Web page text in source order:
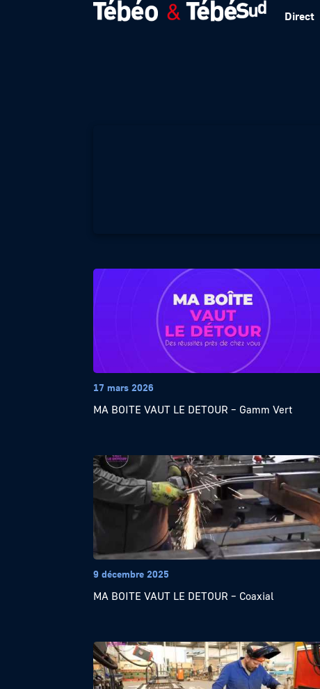
Direct
MA BOITE VAUT
17 mars 2026
MA BOITE VAUT LE DETOUR – Gamm Vert
9 décembre 2025
MA BOITE VAUT LE DETOUR – Coaxial